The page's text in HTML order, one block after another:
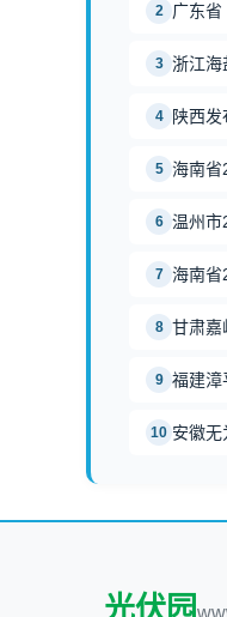
2 广东
3 浙江海
4 陕西
5 海南省
6 温州市
7 海南省
8 甘肃嘉
9 福建漳
10 安徽
光伏园